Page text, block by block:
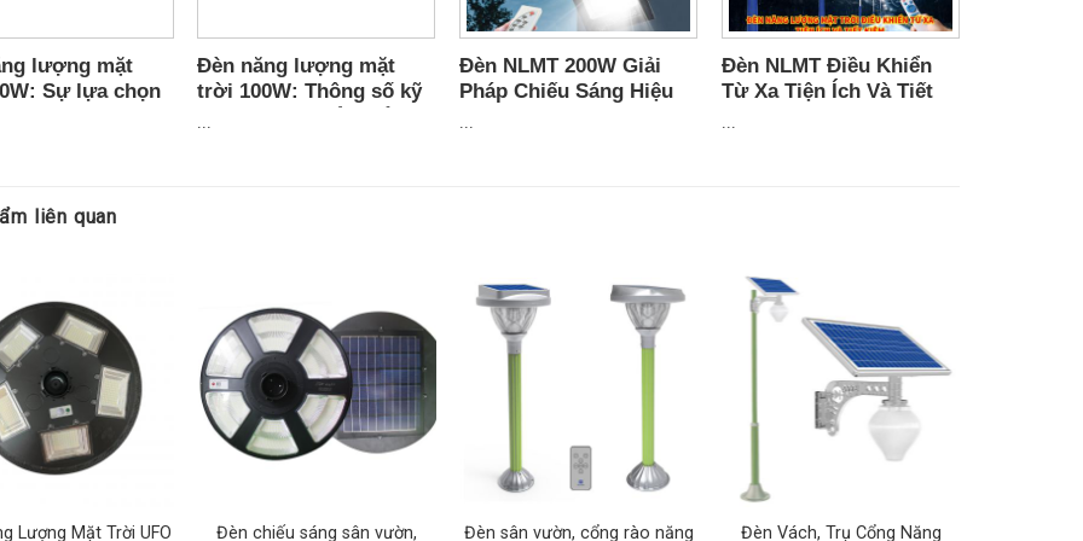
chuyển động:Là khi không có người đèn sẽ sáng khoảng 70% ánh sáng, khi có người đèn sẽ sáng 100% công suất như
đèn tiết kiệm được năng lượng hơn.
lượng mặt
Sự lựa chọn
Đèn năng lượng mặt
trời 100W: Thông số kỹ
Đèn NLMT 200W Giải
Pháp Chiếu Sáng Hiệu
Đèn NLMT Điều Khiển
Từ Xa Tiện Ích Và Tiết
liên quan
Lượng Mặt Trời UFO
Đèn chiếu sáng sân vườn,
Đèn sân vườn, cổng rào năng
Đèn Vách, Trụ Cổng Năng